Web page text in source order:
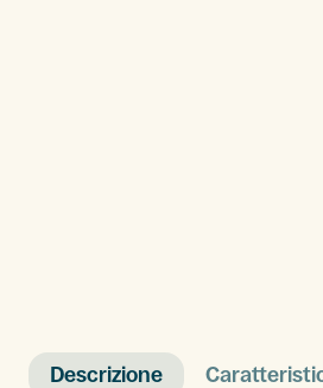
Descrizione